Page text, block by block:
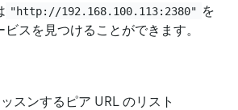
"http://192.168.100.113:2380" を
スを見つけることができます。
スンするピア URL のリスト